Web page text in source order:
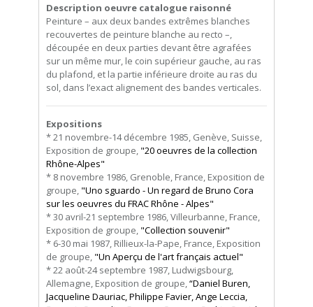
Description oeuvre catalogue raisonné
Peinture – aux deux bandes extrêmes blanches
recouvertes de peinture blanche au recto –,
découpée en deux parties devant être agrafées
sur un même mur, le coin supérieur gauche, au ras
du plafond, et la partie inférieure droite au ras du
sol, dans l’exact alignement des bandes verticales.
Expositions
* 21 novembre-14 décembre 1985, Genève, Suisse,
Exposition de groupe, "20 oeuvres de la collection
Rhône-Alpes"
* 8 novembre 1986, Grenoble, France, Exposition de
groupe, "Uno sguardo - Un regard de Bruno Cora
sur les oeuvres du FRAC Rhône - Alpes"
* 30 avril-21 septembre 1986, Villeurbanne, France,
Exposition de groupe, "Collection souvenir"
* 6-30 mai 1987, Rillieux-la-Pape, France, Exposition
de groupe, "Un Aperçu de l'art français actuel"
* 22 août-24 septembre 1987, Ludwigsbourg,
Allemagne, Exposition de groupe,“Daniel Buren,
Jacqueline Dauriac, Philippe Favier, Ange Leccia,